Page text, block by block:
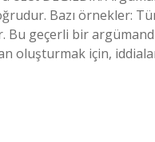
Bazı örnekler:
geçerli bir
oluşturmak için,